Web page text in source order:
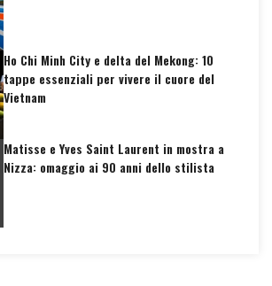
Ho Chi Minh City e delta del Mekong: 10
tappe essenziali per vivere il cuore del
Vietnam
Matisse e Yves Saint Laurent in mostra a
Nizza: omaggio ai 90 anni dello stilista